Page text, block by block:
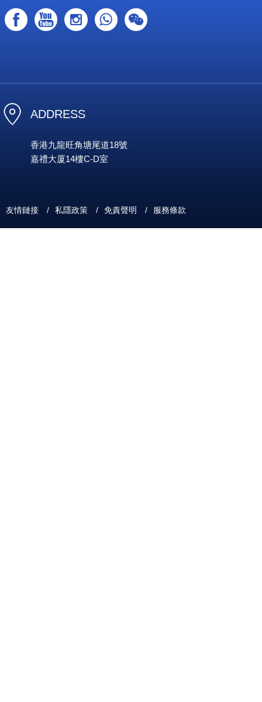
ADDRESS
香港九龍旺角塘尾道18號
嘉禮大厦14樓C-D室
友情鏈接 / 私隱政策 / 免責聲明 / 服務條款